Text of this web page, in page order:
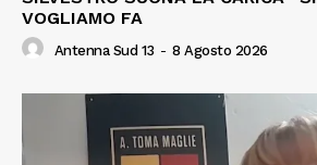
VOGLIAMO FA
Antenna Sud 13 - 8 Agosto 2026